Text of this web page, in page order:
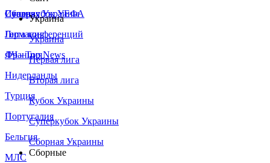
Сборная Украины
Италия
Германия
Франция
Нидерланды
Турция
Португалия
Бельгия
МЛС
Суперкубок УЕФА
Лига конференций
ЛЧ - Top News
Украина
Украина
Первая лига
Вторая лига
Кубок Украины
Суперкубок Украины
Сборная Украины
Сборные